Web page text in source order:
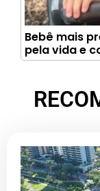
Bebê mais
pela vida e